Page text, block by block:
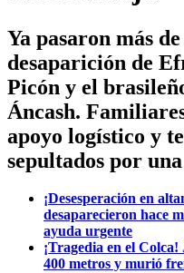
Ya pasaron más
desaparición de
Picón y el
Áncash.
apoyo logístico y
sepultados por
¡Desesperación en
desaparecieron hace
ayuda urgente
¡Tragedia en el
400 metros y murió